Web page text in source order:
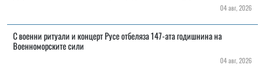
04 авг, 2026
С военни ритуали и концерт Русе отбеляза 147-ата годишнина на
Военноморските сили
04 авг, 2026